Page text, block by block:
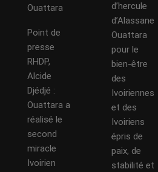
Ouattara
Point de
presse
RHDP,
Alcide
Djédjé :
Ouattara a
réalisé le
second
miracle
Ivoirien
d’hercule
d’Alassane
Ouattara
pour le
bien-être
des
Ivoiriennes
et des
Ivoiriens
épris de
paix, de
stabilité et